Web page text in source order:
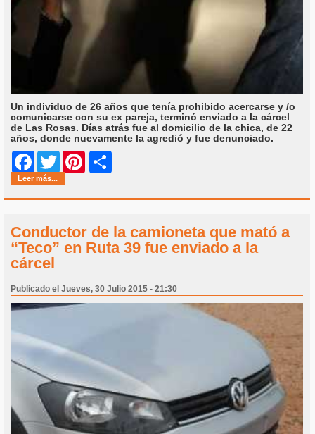
Un individuo de 26 años que tenía prohibido acercarse y /o
comunicarse con su ex pareja, terminó enviado a la cárcel
de Las Rosas. Días atrás fue al domicilio de la chica, de 22
años, donde nuevamente la agredió y fue denunciado.
Facebook
Twitter Pinterest
Leer más...
Conductor de la camioneta que mató a
“Teco” en Ruta 39 fue enviado a la
cárcel
Publicado el Jueves, 30 Julio 2015 - 21:30